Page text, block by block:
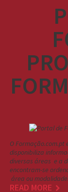
O Formação.com.pt
disponibiliza
diversas áreas e a
encontram-se
área ou
READ MORE